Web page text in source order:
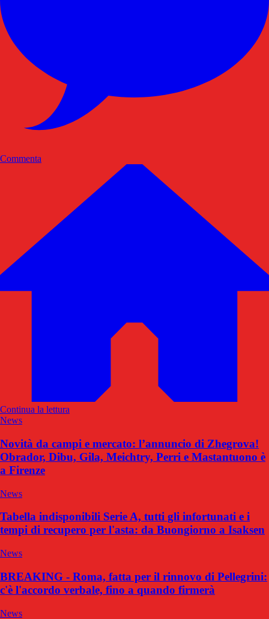
Commenta
Continua la lettura
News
Novità da campi e mercato: l’annuncio di Zhegrova!
Obrador, Dibu, Gila, Meichtry, Perri e Mastantuono è
a Firenze
News
Tabella indisponibili Serie A, tutti gli infortunati e i
tempi di recupero per l'asta: da Buongiorno a Isaksen
News
BREAKING - Roma, fatta per il rinnovo di Pellegrini:
c'è l'accordo verbale, fino a quando firmerà
News